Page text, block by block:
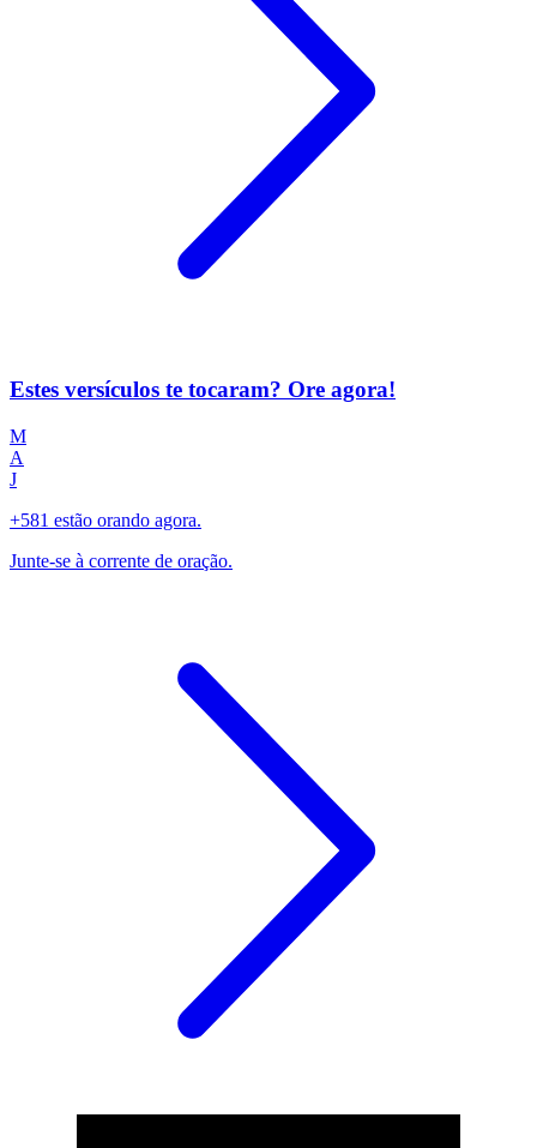
Estes versículos te tocaram? Ore agora!
M
A
J
+581 estão orando agora.
Junte-se à corrente de oração.